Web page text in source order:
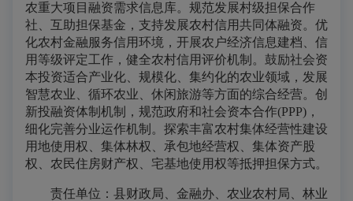
农重大项目融资需求信息库。规范发展村级担保合作
社、互助担保基金，支持发展农村信用共同体融资。优
化农村金融服务信用环境，开展农户经济信息建档、信
用等级评定工作，健全农村信用评价机制。鼓励社会资
本投资适合产业化、规模化、集约化的农业领域，发展
智慧农业、循环农业、休闲旅游等方面的综合经营。创
新投融资体制机制，规范政府和社会资本合作(PPP)，
细化完善分业运作机制。探索丰富农村集体经营性建设
用地使用权、集体林权、承包地经营权、集体资产股
权、农民住房财产权、宅基地使用权等抵押担保方式。
责任单位：县财政局、金融办、农业农村局、林业